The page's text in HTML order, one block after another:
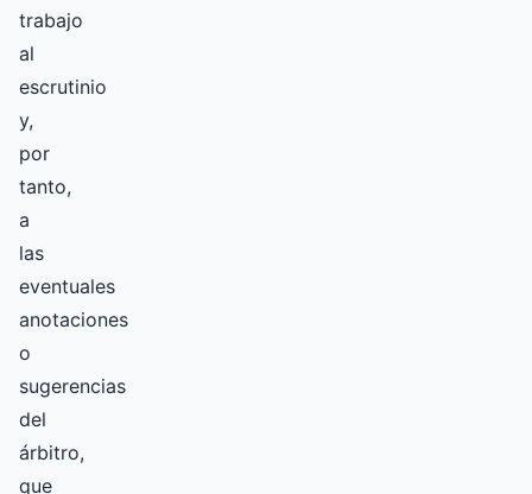
trabajo
al
escrutinio
y,
por
tanto,
a
las
eventuales
anotaciones
o
sugerencias
del
árbitro,
que